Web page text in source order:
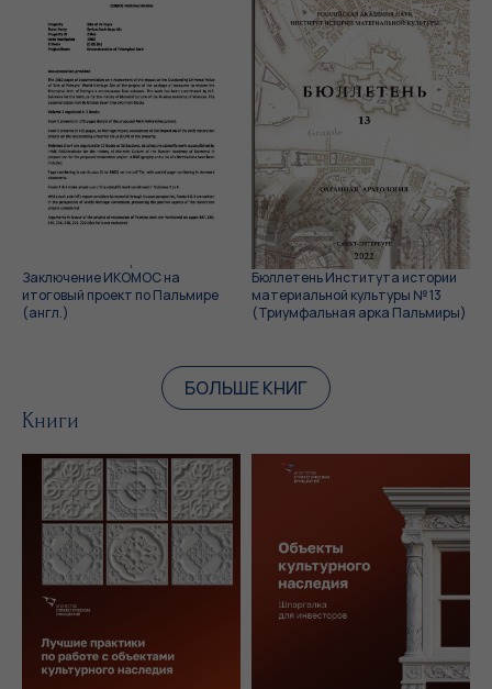
Заключение ИКОМОС на
итоговый проект по Пальмире
(англ.)
Бюллетень Института истории
материальной культуры № 13
(Триумфальная арка Пальмиры)
БОЛЬШЕ КНИГ
Книги